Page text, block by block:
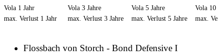
Vola 1 Jahr Vola 3 Jahre Vola 5 Jahre
Vola 10
max. Verlust 1 Jahr
max. Verlust 3 Jahre max. Verlust 5 Jahre max.
Flossbach von Storch - Bond Defensive I